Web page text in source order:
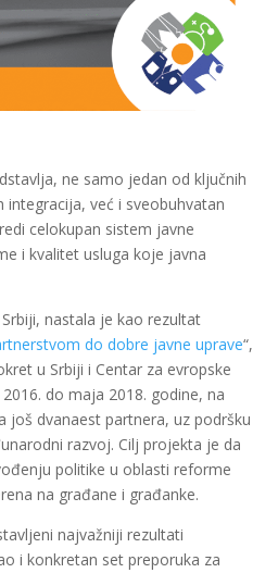
ne samo jedan od ključnih
integracija, već i sveobuhvatan
celokupan sistem javne
i kvalitet usluga koje javna
nastala je kao rezultat
do dobre javne uprave“,
u Srbiji i Centar za evropske
do maja 2018. godine, na
još dvanaest partnera, uz podršku
razvoj. Cilj projekta je da
politike u oblasti reforme
na građane i građanke.
najvažniji rezultati
i konkretan set preporuka za